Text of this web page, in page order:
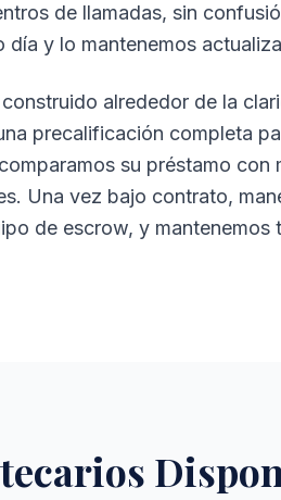
de llamadas, sin
día y lo mantenemos
alrededor de la
precalificación completa
su préstamo con
Una vez bajo contrato,
de escrow, y mantenemos